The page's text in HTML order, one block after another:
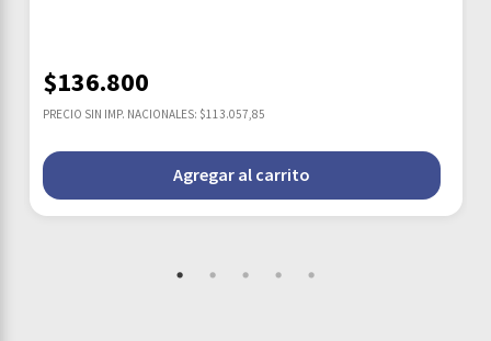
$136.800
PRECIO SIN IMP. NACIONALES: $113.057,85
Agregar al carrito